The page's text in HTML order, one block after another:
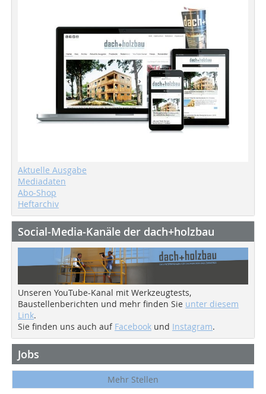
Aktuelle Ausgabe
Mediadaten
Abo-Shop
Heftarchiv
Social-Media-Kanäle der dach+holzbau
Unseren YouTube-Kanal mit Werkzeugtests,
Baustellenberichten und mehr finden Sie unter diesem
Link.
Sie finden uns auch auf Facebook und Instagram.
Jobs
Mehr Stellen